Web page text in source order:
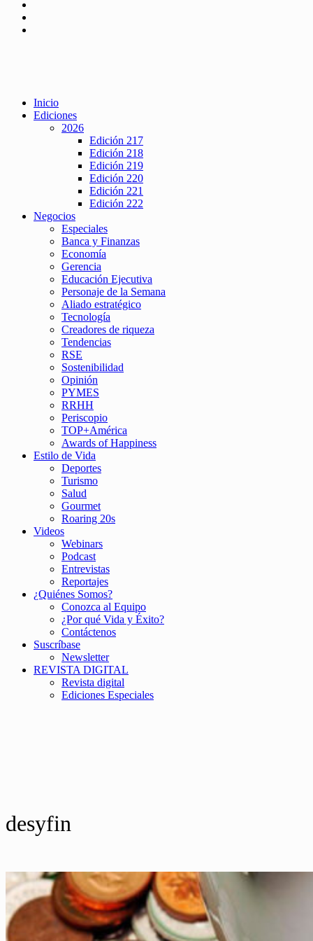
Inicio
Ediciones
2026
Edición 217
Edición 218
Edición 219
Edición 220
Edición 221
Edición 222
Negocios
Especiales
Banca y Finanzas
Economía
Gerencia
Educación Ejecutiva
Personaje de la Semana
Aliado estratégico
Tecnología
Creadores de riqueza
Tendencias
RSE
Sostenibilidad
Opinión
PYMES
RRHH
Periscopio
TOP+América
Awards of Happiness
Estilo de Vida
Deportes
Turismo
Salud
Gourmet
Roaring 20s
Videos
Webinars
Podcast
Entrevistas
Reportajes
¿Quiénes Somos?
Conozca al Equipo
¿Por qué Vida y Éxito?
Contáctenos
Suscríbase
Newsletter
REVISTA DIGITAL
Revista digital
Ediciones Especiales
desyfin